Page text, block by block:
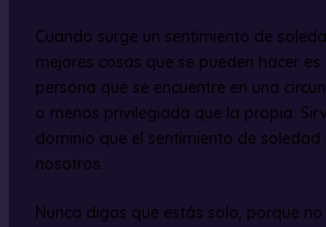
Cuando surge un sentimiento de
mejores cosas que se pueden hacer
persona que se encuentre en una
o menos privilegiada que la propia.
dominio que el sentimiento de soledad
nosotros.
Nunca digas que estás solo, porque